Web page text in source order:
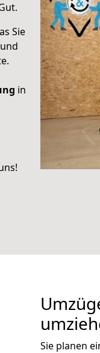
Sie
in
Sie planen